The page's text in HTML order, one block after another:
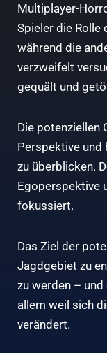
Multiplayer-
Spieler die Rolle
während die
verzweifelt
gequält und
Die potenziellen
Perspektive und
zu überblicken.
Egoperspektive
fokussiert.
Das Ziel der
Jagdgebiet zu
zu werden –
allem weil sich
verändert.